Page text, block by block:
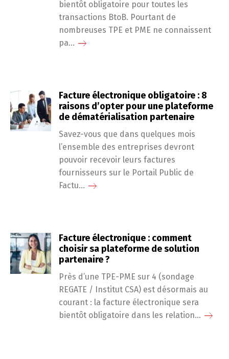
bientôt obligatoire pour toutes les
transactions BtoB. Pourtant de
nombreuses TPE et PME ne connaissent
pa...
Facture électronique obligatoire : 8
raisons d’opter pour une plateforme
de dématérialisation partenaire
Savez-vous que dans quelques mois
l’ensemble des entreprises devront
pouvoir recevoir leurs factures
fournisseurs sur le Portail Public de
Factu...
Facture électronique : comment
choisir sa plateforme de solution
partenaire ?
Près d’une TPE-PME sur 4 (sondage
REGATE / Institut CSA) est désormais au
courant : la facture électronique sera
bientôt obligatoire dans les relation...